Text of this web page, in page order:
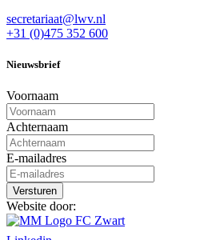
secretariaat@lwv.nl
+31 (0)475 352 600
Nieuwsbrief
Voornaam
Achternaam
E-mailadres
Website door: